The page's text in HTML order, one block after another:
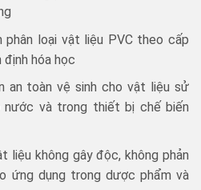
phân loại vật liệu PVC theo cấp
hóa học
an toàn vệ sinh cho vật liệu sử
nước và trong thiết bị chế biến
liệu không gây độc, không phản
ứng dụng trong dược phẩm và